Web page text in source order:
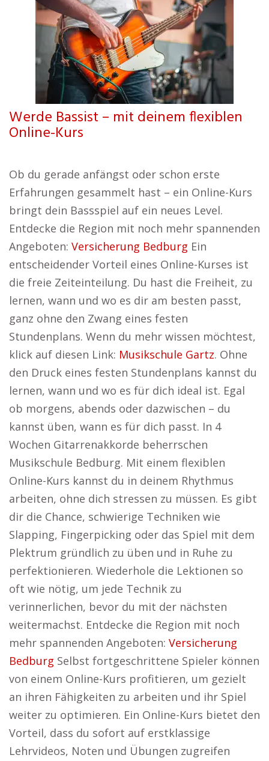
Werde Bassist – mit deinem flexiblen
Online-Kurs
Ob du gerade anfängst oder schon erste
Erfahrungen gesammelt hast – ein Online-Kurs
bringt dein Bassspiel auf ein neues Level.
Entdecke die Region mit noch mehr spannenden
Angeboten: Versicherung Bedburg Ein
entscheidender Vorteil eines Online-Kurses ist
die freie Zeiteinteilung. Du hast die Freiheit, zu
lernen, wann und wo es dir am besten passt,
ganz ohne den Zwang eines festen
Stundenplans. Wenn du mehr wissen möchtest,
klick auf diesen Link: Musikschule Gartz. Ohne
den Druck eines festen Stundenplans kannst du
lernen, wann und wo es für dich ideal ist. Egal
ob morgens, abends oder dazwischen – du
kannst üben, wann es für dich passt. In 4
Wochen Gitarrenakkorde beherrschen
Musikschule Bedburg. Mit einem flexiblen
Online-Kurs kannst du in deinem Rhythmus
arbeiten, ohne dich stressen zu müssen. Es gibt
dir die Chance, schwierige Techniken wie
Slapping, Fingerpicking oder das Spiel mit dem
Plektrum gründlich zu üben und in Ruhe zu
perfektionieren. Wiederhole die Lektionen so
oft wie nötig, um jede Technik zu
verinnerlichen, bevor du mit der nächsten
weitermachst. Entdecke die Region mit noch
mehr spannenden Angeboten: Versicherung
Bedburg Selbst fortgeschrittene Spieler können
von einem Online-Kurs profitieren, um gezielt
an ihren Fähigkeiten zu arbeiten und ihr Spiel
weiter zu optimieren. Ein Online-Kurs bietet den
Vorteil, dass du sofort auf erstklassige
Lehrvideos, Noten und Übungen zugreifen